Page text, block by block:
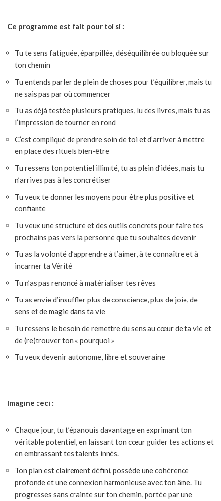
Ce programme est fait pour toi si :
Tu te sens fatiguée, éparpillée, déséquilibrée ou bloquée sur
ton chemin
Tu entends parler de plein de choses pour t’équilibrer, mais tu
ne sais pas par où commencer
Tu as déjà testée plusieurs pratiques, lu des livres, mais tu as
l’impression de tourner en rond
C’est compliqué de prendre soin de toi et d’arriver à mettre
en place des rituels bien-être
Tu ressens ton potentiel illimité, tu as plein d’idées, mais tu
n’arrives pas à les concrétiser
Tu veux te donner les moyens pour être plus positive et
confiante
Tu veux une structure et des outils concrets pour faire tes
prochains pas vers la personne que tu souhaites devenir
Tu as la volonté d’apprendre à t’aimer, à te connaître et à
incarner ta Vérité
Tu n’as pas renoncé à matérialiser tes rêves
Tu as envie d’insuffler plus de conscience, plus de joie, de
sens et de magie dans ta vie
Tu ressens le besoin de remettre du sens au cœur de ta vie et
de (re)trouver ton « pourquoi »
Tu veux devenir autonome, libre et souveraine
Imagine ceci :
Chaque jour, tu t’épanouis davantage en exprimant ton
véritable potentiel, en laissant ton cœur guider tes actions et
en embrassant tes talents innés.
Ton plan est clairement défini, possède une cohérence
profonde et une connexion harmonieuse avec ton âme. Tu
progresses sans crainte sur ton chemin, portée par une